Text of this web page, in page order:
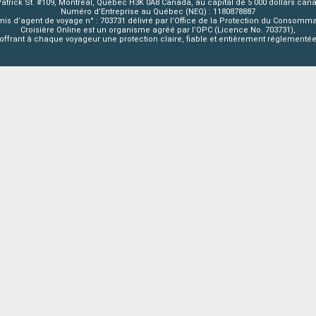
St. #109, Montréal, Québec H3K 0A8 Canada, au capital de 5 000 dollars
Numéro d’Entreprise au Québec (NEQ) : 1180878887
d’agent de voyage n° : 703731 délivré par l’Office de la Protection du
Croisière Online est un organisme agréé par l’OPC (Licence No. 703731),
offrant à chaque voyageur une protection claire, fiable et entièrement réglementée